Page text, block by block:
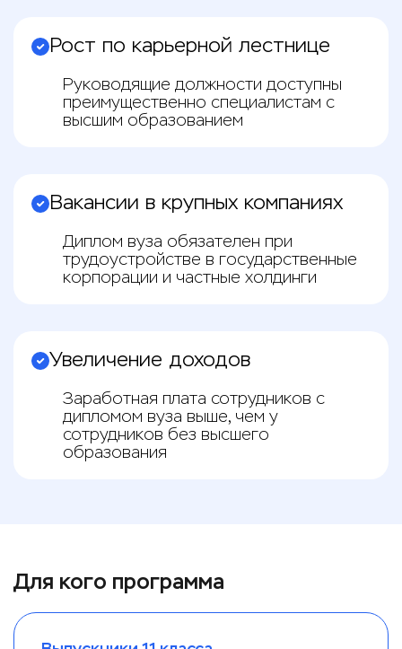
Рост по карьерной лестнице
Руководящие должности доступны
преимущественно специалистам с
высшим образованием
Вакансии в крупных компаниях
Диплом вуза обязателен при
трудоустройстве в государственные
корпорации и частные холдинги
Увеличение доходов
Заработная плата сотрудников с
дипломом вуза выше, чем у
сотрудников без высшего
образования
Для кого программа